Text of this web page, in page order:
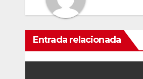
Entrada relacionada